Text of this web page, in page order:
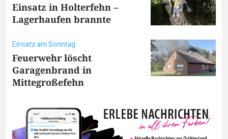
Einsatz in Holterfehn –
Lagerhaufen brannte
Einsatz am Sonntag
Feuerwehr löscht
Garagenbrand in
Mittegroßefehn